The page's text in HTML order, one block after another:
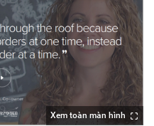
Xem toàn màn hình